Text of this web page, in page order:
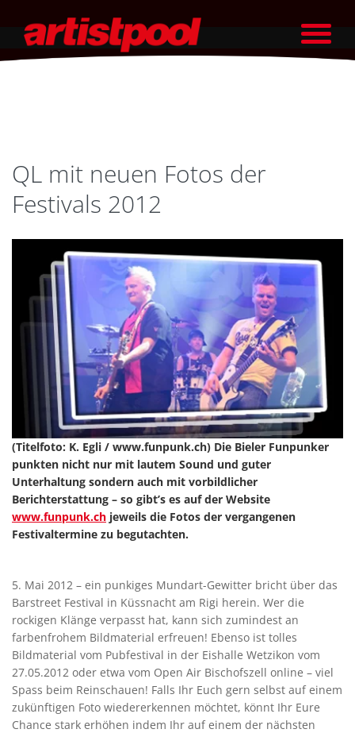
QL mit neuen Fotos der
Festivals 2012
(Titelfoto: K. Egli / www.funpunk.ch) Die Bieler Funpunker
punkten nicht nur mit lautem Sound und guter
Unterhaltung sondern auch mit vorbildlicher
Berichterstattung – so gibt’s es auf der Website
www.funpunk.ch jeweils die Fotos der vergangenen
Festivaltermine zu begutachten.
5. Mai 2012 – ein punkiges Mundart-Gewitter bricht über das
Barstreet Festival in Küssnacht am Rigi herein. Wer die
rockigen Klänge verpasst hat, kann sich zumindest an
farbenfrohem Bildmaterial erfreuen! Ebenso ist tolles
Bildmaterial vom Pubfestival in der Eishalle Wetzikon vom
27.05.2012 oder etwa vom Open Air Bischofszell online – viel
Spass beim Reinschauen! Falls Ihr Euch gern selbst auf einem
zukünftigen Foto wiedererkennen möchtet, könnt Ihr Eure
Chance stark erhöhen indem Ihr auf einem der nächsten